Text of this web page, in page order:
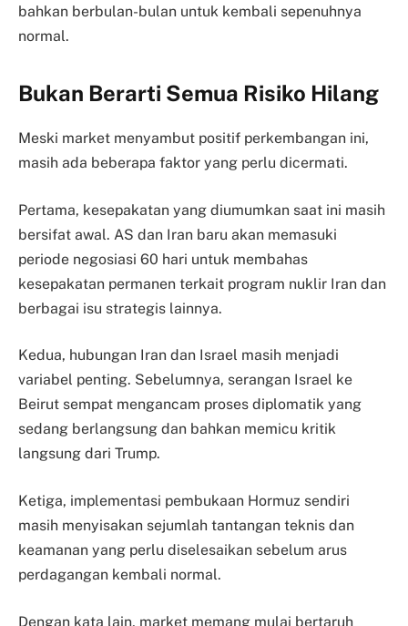
bahkan berbulan-bulan untuk kembali sepenuhnya
normal.
Bukan Berarti Semua Risiko Hilang
Meski market menyambut positif perkembangan ini,
masih ada beberapa faktor yang perlu dicermati.
Pertama, kesepakatan yang diumumkan saat ini masih
bersifat awal. AS dan Iran baru akan memasuki
periode negosiasi 60 hari untuk membahas
kesepakatan permanen terkait program nuklir Iran dan
berbagai isu strategis lainnya.
Kedua, hubungan Iran dan Israel masih menjadi
variabel penting. Sebelumnya, serangan Israel ke
Beirut sempat mengancam proses diplomatik yang
sedang berlangsung dan bahkan memicu kritik
langsung dari Trump.
Ketiga, implementasi pembukaan Hormuz sendiri
masih menyisakan sejumlah tantangan teknis dan
keamanan yang perlu diselesaikan sebelum arus
perdagangan kembali normal.
Dengan kata lain, market memang mulai bertaruh